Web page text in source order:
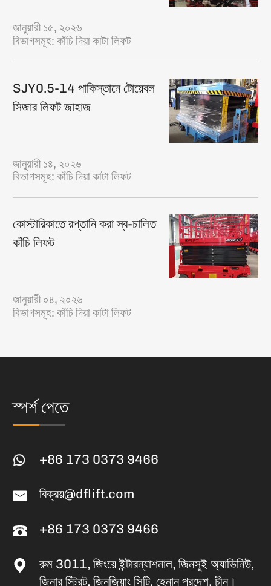
জানুয়ারী ১৫, ২০২৬
বিভাগসমূহ:কাঁচি দিয়া কাটা লিফট
SJY0.5-14 পাকিস্তানে টোয়েবল
সিজার লিফট জাহাজ
জানুয়ারী ১৪, ২০২৬
বিভাগসমূহ:কাঁচি দিয়া কাটা লিফট
কোস্টারিকাতে রপ্তানি করা স্ব-চালিত
কাঁচি লিফট
জানুয়ারী ০৪, ২০২৬
বিভাগসমূহ:কাঁচি দিয়া কাটা লিফট
স্পর্শ পেতে
+86 173 0373 9466
বিক্রয়@dflift.com
+86 173 0373 9466
রুম 3011, জিংয়ে ইন্টারন্যাশনাল, জিনসুই অ্যাভিনিউ,
জিনার স্ট্রিট, জিনজিয়াং সিটি, হেনান প্রদেশ, চীন।